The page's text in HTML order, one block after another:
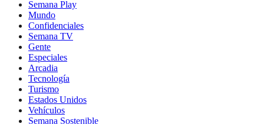
Semana Play
Mundo
Confidenciales
Semana TV
Gente
Especiales
Arcadia
Tecnología
Turismo
Estados Unidos
Vehículos
Semana Sostenible